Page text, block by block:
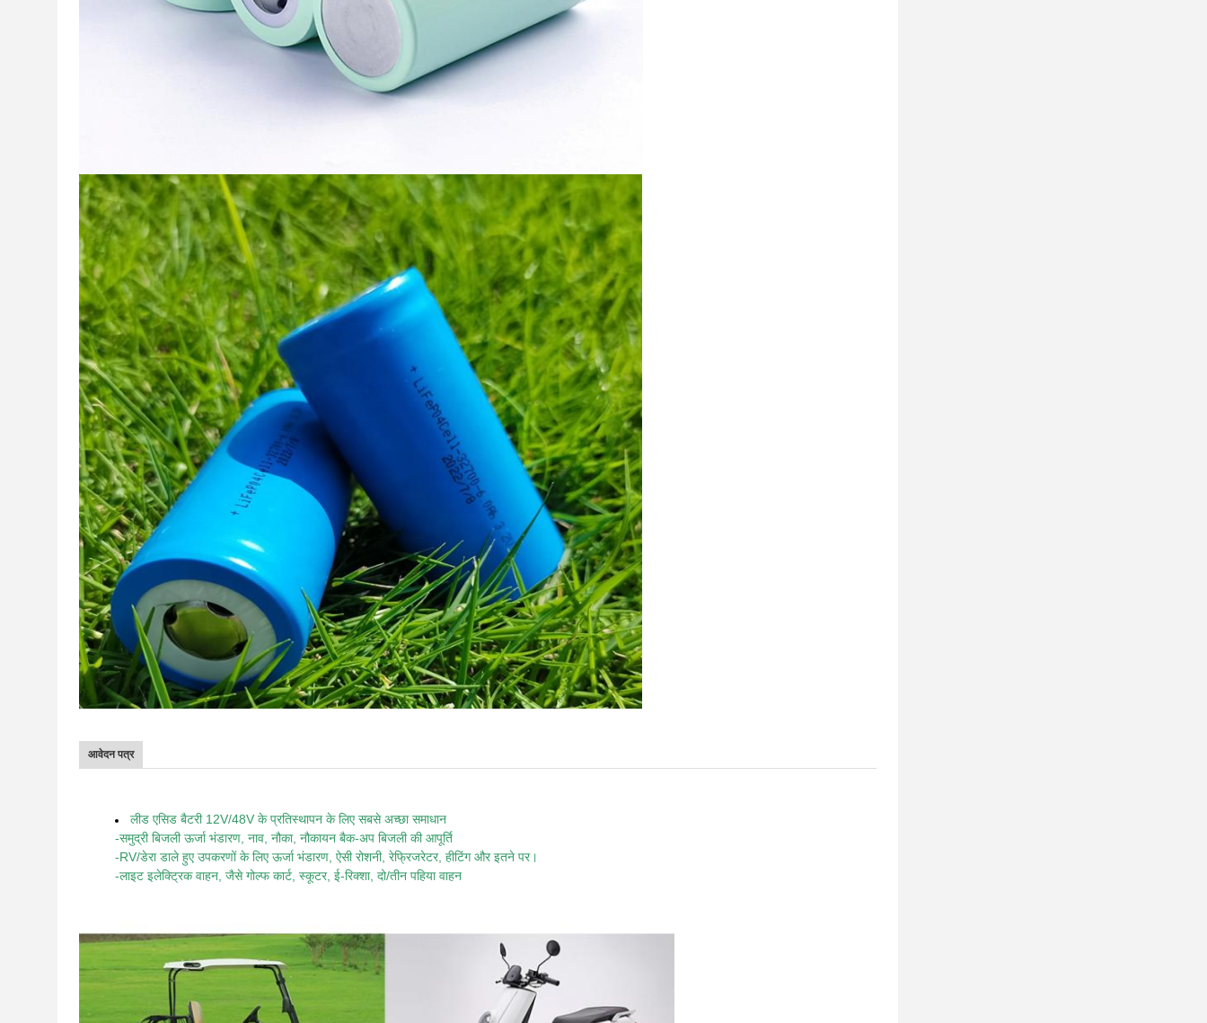
आवेदन पत्र
लीड एसिड बैटरी 12V/48V के प्रतिस्थापन के लिए सबसे अच्छा समाधान
-समुद्री बिजली ऊर्जा भंडारण, नाव, नौका, नौकायन बैक-अप बिजली की आपूर्ति
-RV/डेरा डाले हुए उपकरणों के लिए ऊर्जा भंडारण, ऐसी रोशनी, रेफ्रिजरेटर, हीटिंग और इतने पर।
-लाइट इलेक्ट्रिक वाहन, जैसे गोल्फ कार्ट, स्कूटर, ई-रिक्शा, दो/तीन पहिया वाहन